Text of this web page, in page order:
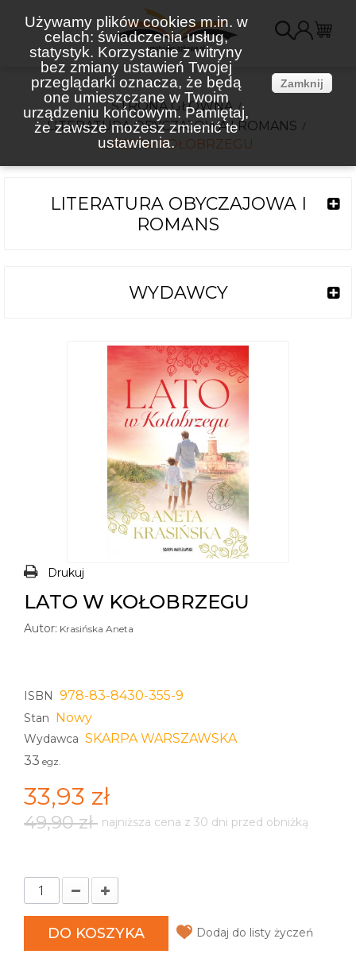
Używamy plików cookies m.in. w
celach: świadczenia usług,
statystyk. Korzystanie z witryny
bez zmiany ustawień Twojej
przeglądarki oznacza, że będą
one umieszczane w Twoim
urządzeniu końcowym. Pamiętaj,
że zawsze możesz zmienić te
ustawienia.
Zamknij
STRONA GŁÓWNA
LITERATURA OBYCZAJOWA I ROMANS
LATO W KOŁOBRZEGU
LITERATURA OBYCZAJOWA I
ROMANS
WYDAWCY
Drukuj
LATO W KOŁOBRZEGU
Autor: Krasińska Aneta
ISBN 978-83-8430-355-9
Stan Nowy
Wydawca SKARPA WARSZAWSKA
33 egz.
33,93 zł
49,90 zł najniższa cena z 30 dni przed obniżką
DO KOSZYKA Dodaj do listy życzeń